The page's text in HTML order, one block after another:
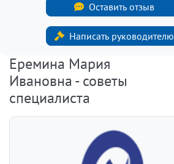
Оставить отзыв
Написать руководителю
Еремина Мария
Ивановна - советы
специалиста